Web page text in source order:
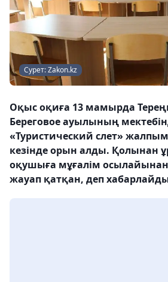
Сурет: Zakon.kz
Оқыс оқиға 13 мамырда
Береговое ауылының
«Туристический слет»
кезінде орын алды. Қолынан
оқушыға мұғалім
жауап қатқан, деп